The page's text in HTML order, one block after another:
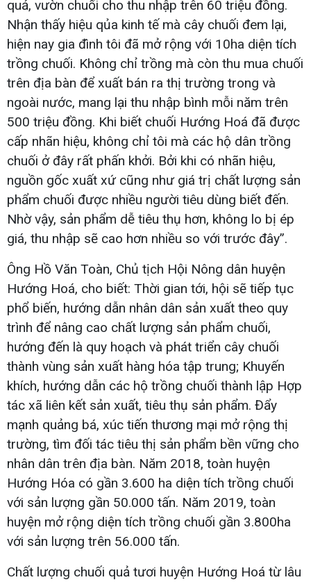
quả, vườn chuối cho thu nhập trên 60 triệu đồng.
Nhận thấy hiệu qủa kinh tế mà cây chuối đem lại,
hiện nay gia đình tôi đã mở rộng với 10ha diện tích
trồng chuối. Không chỉ trồng mà còn thu mua chuối
trên địa bàn để xuất bán ra thị trường trong và
ngoài nước, mang lại thu nhập bình mỗi năm trên
500 triệu đồng. Khi biết chuối Hướng Hoá đã được
cấp nhãn hiệu, không chỉ tôi mà các hộ dân trồng
chuối ở đây rất phấn khởi. Bởi khi có nhãn hiệu,
nguồn gốc xuất xứ cũng như giá trị chất lượng sản
phẩm chuối được nhiều người tiêu dùng biết đến.
Nhờ vậy, sản phẩm dễ tiêu thụ hơn, không lo bị ép
giá, thu nhập sẽ cao hơn nhiều so với trước đây”.
Ông Hồ Văn Toàn, Chủ tịch Hội Nông dân huyện
Hướng Hoá, cho biết: Thời gian tới, hội sẽ tiếp tục
phổ biến, hướng dẫn nhân dân sản xuất theo quy
trình để nâng cao chất lượng sản phẩm chuối,
hướng đến là quy hoạch và phát triển cây chuối
thành vùng sản xuất hàng hóa tập trung; Khuyến
khích, hướng dẫn các hộ trồng chuối thành lập Hợp
tác xã liên kết sản xuất, tiêu thụ sản phẩm. Đẩy
mạnh quảng bá, xúc tiến thương mại mở rộng thị
trường, tìm đối tác tiêu thị sản phẩm bền vững cho
nhân dân trên địa bàn. Năm 2018, toàn huyện
Hướng Hóa có gần 3.600 ha diện tích trồng chuối
với sản lượng gần 50.000 tấn. Năm 2019, toàn
huyện mở rộng diện tích trồng chuối gần 3.800ha
với sản lượng trên 56.000 tấn.
Chất lượng chuối quả tươi huyện Hướng Hoá từ lâu